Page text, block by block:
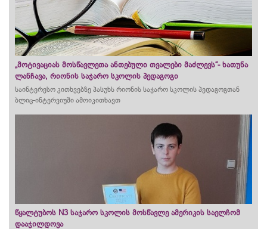
„მოტივაციას მოსწავლეთა ანთებული თვალები მაძლევს“- ხათუნა
ლანჩავა, რიონის საჯარო სკოლის პედაგოგი
საინტერესო კითხვებზე პასუხს რიონის საჯარო სკოლის პედაგოგთან
ბლიც-ინტერვიუში ამოიკითხავთ
წყალტუბოს N3 საჯარო სკოლის მოსწავლე ამერიკის საელჩომ
დააჯილდოვა